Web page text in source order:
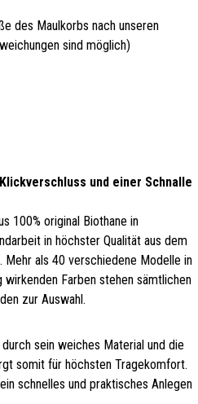
des Maulkorbs nach unseren
sind möglich)
und einer Schnalle
100% original Biothane in
in höchster Qualität aus dem
Mehr als 40 verschiedene Modelle in
Farben stehen sämtlichen
zur Auswahl.
sein weiches Material und die
somit für höchsten Tragekomfort.
schnelles und praktisches Anlegen